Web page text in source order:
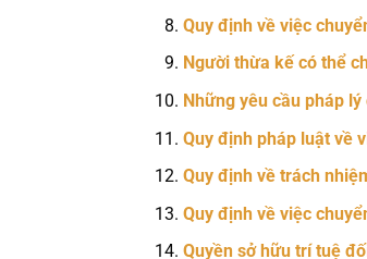
Quy định về việc
Người thừa kế có thể
Những yêu cầu pháp
Quy định pháp luật về
Quy định về trách
Quy định về việc
Quyền sở hữu trí tuệ